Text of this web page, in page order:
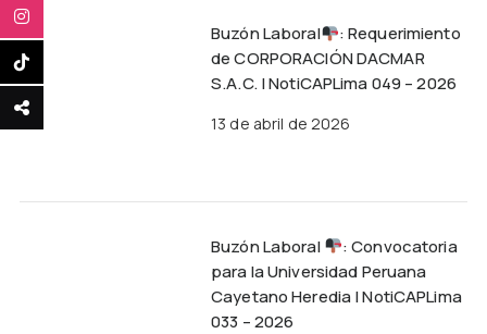
Buzón Laboral
: Requerimiento
de CORPORACIÓN DACMAR
S.A.C. | NotiCAPLima 049 – 2026
13 de abril de 2026
Buzón Laboral
: Convocatoria
para la Universidad Peruana
Cayetano Heredia | NotiCAPLima
033 – 2026